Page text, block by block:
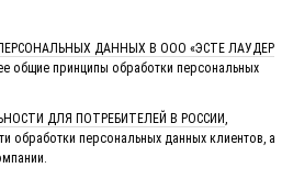
ДАННЫХ В ООО «ЭСТЕ ЛАУДЕР
общие принципы обработки персональных
ДЛЯ ПОТРЕБИТЕЛЕЙ В РОССИИ
обработки персональных данных клиентов, а